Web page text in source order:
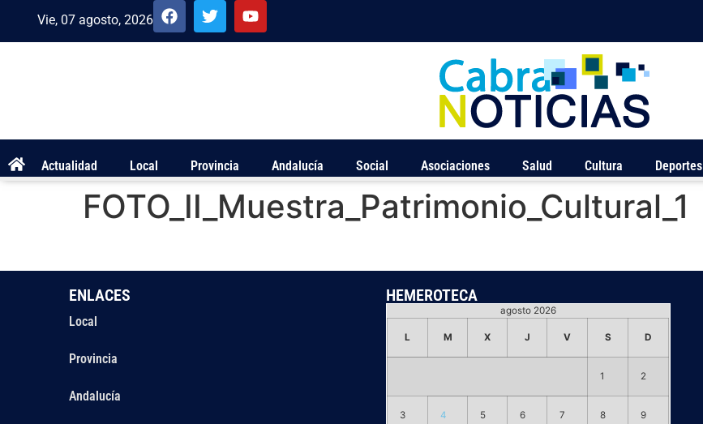
Vie, 07 agosto, 2026
Actualidad Local Provincia Andalucía Social Asociaciones Salud Cultura Deportes
FOTO_II_Muestra_Patrimonio_Cultural_1
ENLACES
Local
Provincia
Andalucía
HEMEROTECA
agosto 2026
L M X J V S D
1 2
3 4 5 6 7 8 9